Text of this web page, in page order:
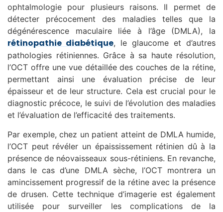
ophtalmologie pour plusieurs raisons. Il permet de
détecter précocement des maladies telles que la
dégénérescence maculaire liée à l’âge (DMLA), la
rétinopathie diabétique, le glaucome et d’autres
pathologies rétiniennes. Grâce à sa haute résolution,
l’OCT offre une vue détaillée des couches de la rétine,
permettant ainsi une évaluation précise de leur
épaisseur et de leur structure. Cela est crucial pour le
diagnostic précoce, le suivi de l’évolution des maladies
et l’évaluation de l’efficacité des traitements.
Par exemple, chez un patient atteint de DMLA humide,
l’OCT peut révéler un épaississement rétinien dû à la
présence de néovaisseaux sous-rétiniens. En revanche,
dans le cas d’une DMLA sèche, l’OCT montrera un
amincissement progressif de la rétine avec la présence
de drusen. Cette technique d’imagerie est également
utilisée pour surveiller les complications de la